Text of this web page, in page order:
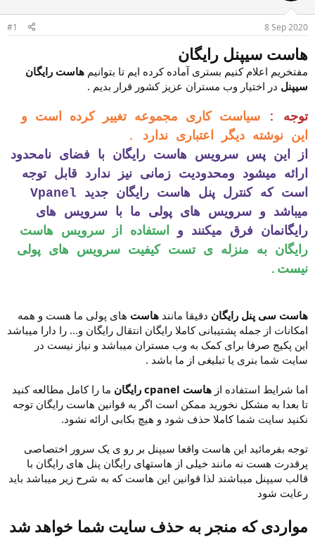
8 Sep 2020
#1
هاست سیپنل رایگان
مفتخریم اعلام کنیم بستری آماده کرده ایم تا بتوانیم هاست رایگان
سیپنل در اختیار وب مستران عزیز کشور قرار بدیم .
توجه : سیاست کاری مجموعه تغییر کرده است و
این نوشته دیگر اعتباری ندارد .
از این پس سرویس هاست رایگان با فضای نامحدود
ارائه میشود ومحدودیت زمانی نیز ندارد قابل توجه
است که کنترل پنل هاست رایگان جدید Vpanel
میباشد و سرویس های پولی ما با سرویس های
رایگانمان فرق میکنند و استفاده از سرویس هاست
رایگان به منزله ی تست کیفیت سرویس های پولی
نیست.
هاست سی پنل رایگان دقیقا مانند هاست های پولی ما هست و همه
امکانات از جمله پشتیبانی کاملا رایگان انتقال رایگان و… را دارا میباشد
این پکیج صرفا برای کمک به وب مستران میباشد و نیاز نیست در
سایت شما بنری یا تبلیغی از ما باشد .
اما شرایط استفاده از هاست cpanel رایگان ما را کامل مطالعه کنید
تا بعدا به مشکل نخورید ممکن است اگر به قوانین هاست رایگان توجه
نکنید سایت شما کاملا حذف شود و هیچ بکابی ارائه نشود.
توجه بفرمائید این هاست واقعا سیپنل بر رو ی یک سرور اختصاصی
پرقدرت هست نه مانند خیلی از هاستهای رایگان پنل های رایگان با
قالب سیپنل میباشند لذا قوانین این هاست که به شرح زیر میباشد باید
رعایت شود
مواردی که منجر به حذف سایت شما خواهد شد